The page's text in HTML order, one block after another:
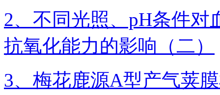
2、不同光照、pH条件对
抗氧化能力的影响（二）
3、​梅花鹿源A型产气荚